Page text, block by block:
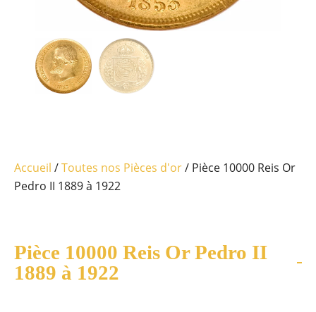
Accueil /Toutes nos Pièces d'or/ Pièce 10000 Reis Or
Pedro II 1889 à 1922
Pièce 10000 Reis Or Pedro II
1889 à 1922